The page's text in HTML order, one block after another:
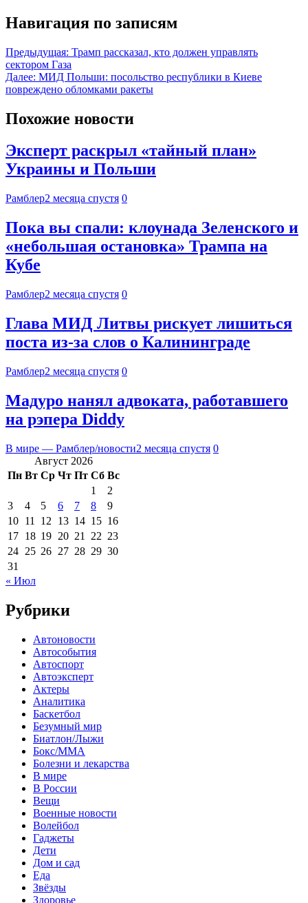
Навигация по записям
Предыдущая: Трамп рассказал, кто должен управлять
сектором Газа
Далее: МИД Польши: посольство республики в Киеве
повреждено обломками ракеты
Похожие новости
Эксперт раскрыл «тайный план»
Украины и Польши
Рамблер2 месяца спустя 0
Пока вы спали: клоунада Зеленского и
«небольшая остановка» Трампа на
Кубе
Рамблер2 месяца спустя 0
Глава МИД Литвы рискует лишиться
поста из-за слов о Калининграде
Рамблер2 месяца спустя 0
Мадуро нанял адвоката, работавшего
на рэпера Diddy
В мире — Рамблер/новости2 месяца спустя 0
Август 2026
Пн Вт Ср Чт Пт Сб Вс
1
2
3
4 5 6 7 8
9
10 11 12 13 14 15 16
17 18 19 20 21 22 23
24 25 26 27 28 29 30
31
« Июл
Рубрики
Автоновости
Автособытия
Автоспорт
Автоэксперт
Актеры
Аналитика
Баскетбол
Безумный мир
Биатлон/Лыжи
Бокс/MMA
Болезни и лекарства
В мире
В России
Вещи
Военные новости
Волейбол
Гаджеты
Дети
Дом и сад
Еда
Звёзды
Здоровье